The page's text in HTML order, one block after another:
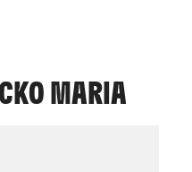
MARIA